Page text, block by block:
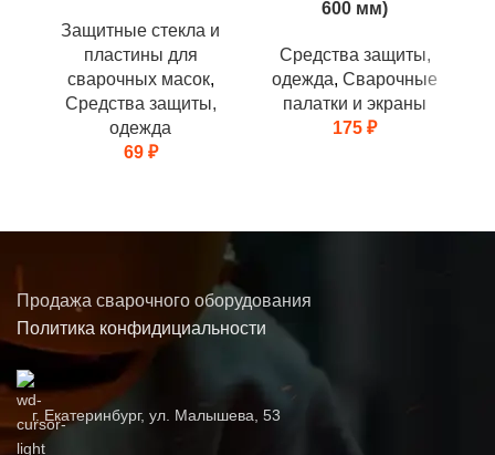
Защитные стекла и
пластины для
сварочных масок,
Средства защиты,
одежда
69 ₽
600 мм)
Средства защиты,
одежда, Сварочные
палатки и экраны
175 ₽
Продажа сварочного оборудования
Политика конфидициальности
г. Екатеринбург, ул. Малышева, 53